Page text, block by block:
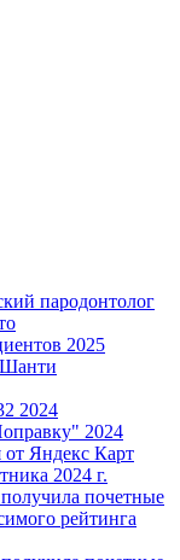
пародонтолог
2025
Шанти
2024
2024
Яндекс Карт
2024 г.
почетные
рейтинга